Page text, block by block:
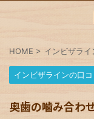
HOME > インビザラ
インビザラインの口
奥歯の噛み合わ